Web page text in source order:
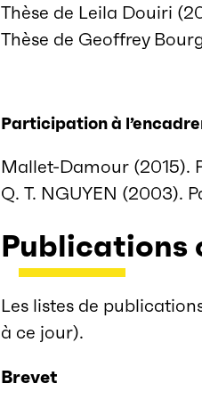
Thèse de Leila Douiri
Thèse de Geoffrey
Participation à
Mallet-Damour (2015).
Q. T. NGUYEN (2003).
Publications
Les listes de
à ce jour).
Brevet